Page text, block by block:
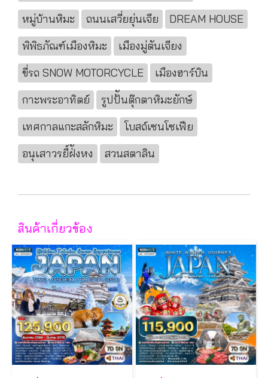
หมู่บ้านหิมะ
ถนนเสวี่ยยุ่นเจีย
DREAM HOUSE
พิพิธภัณฑ์เมืองหิมะ
เมืองมู่ตันเจียง
ขี่รถ SNOW MOTORCYCLE
เมืองฮาร์บิน
กาะพระอาทิตย์
รูปป้ันตุ๊กตาหิมะยักษ์
เทศกาลแกะสลักหิมะ
โบสถ์เซนโซเฟีย
อนุเสาวรยี์ฝ่ังหง
สวนสตาลิน
สินค้าเกี่ยวข้อง